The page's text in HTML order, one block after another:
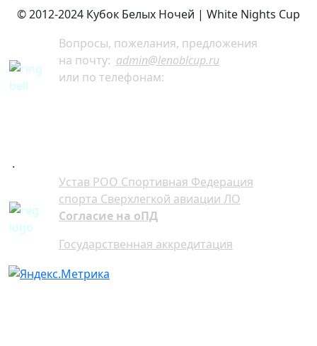
© 2012-2024 Кубок Белых Ночей | White Nights Cup
Вопросы, пожелания, предложения
на почту: admin@lenoblcup.ru
или по телефонам:
.
Устав РОО Спортивная Федерация
спорта Сверхлегкой авиации ЛО
Согласие на оПД
Государственная аккредитация